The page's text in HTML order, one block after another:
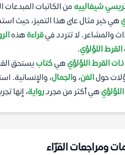
شيفالييه من الكاتبات المبدعات
هي خير مثال على هذا التميز، حيث
والمشاعر. لا تتردد فيقراءة هذه
القرط اللؤلؤي.
ذات القرط اللؤلؤي هيكتاب يستحق
حولالفن، والجمال، والإنسانية.
هي أكثر من مجردرواية، إنها
ومراجعات القرّاء